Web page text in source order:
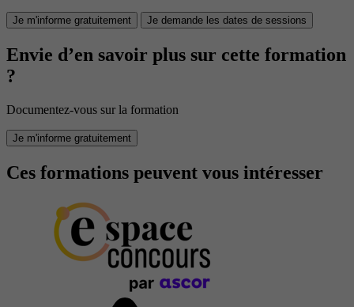
Je m'informe gratuitement Je demande les dates de sessions
Envie d’en savoir plus sur cette formation
?
Documentez-vous sur la formation
Je m'informe gratuitement
Ces formations peuvent vous intéresser